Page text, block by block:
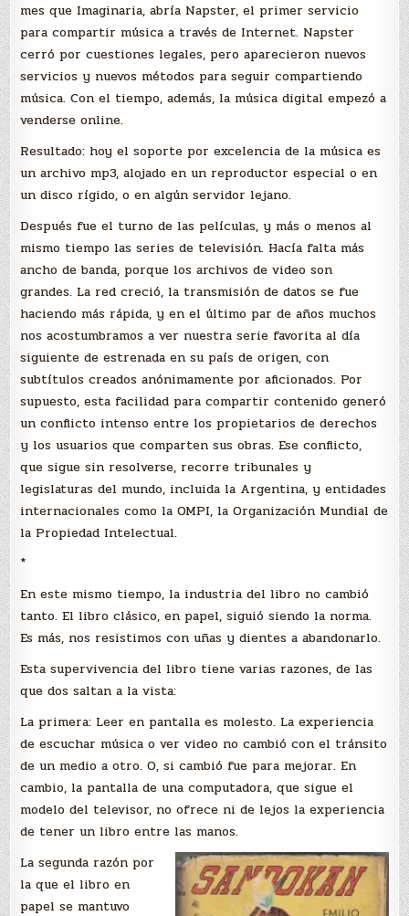
mes que Imaginaria, abría Napster, el primer servicio
para compartir música a través de Internet. Napster
cerró por cuestiones legales, pero aparecieron nuevos
servicios y nuevos métodos para seguir compartiendo
música. Con el tiempo, además, la música digital empezó a
venderse online.
Resultado: hoy el soporte por excelencia de la música es
un archivo mp3, alojado en un reproductor especial o en
un disco rígido, o en algún servidor lejano.
Después fue el turno de las películas, y más o menos al
mismo tiempo las series de televisión. Hacía falta más
ancho de banda, porque los archivos de video son
grandes. La red creció, la transmisión de datos se fue
haciendo más rápida, y en el último par de años muchos
nos acostumbramos a ver nuestra serie favorita al día
siguiente de estrenada en su país de origen, con
subtítulos creados anónimamente por aficionados. Por
supuesto, esta facilidad para compartir contenido generó
un conflicto intenso entre los propietarios de derechos
y los usuarios que comparten sus obras. Ese conflicto,
que sigue sin resolverse, recorre tribunales y
legislaturas del mundo, incluida la Argentina, y entidades
internacionales como la OMPI, la Organización Mundial de
la Propiedad Intelectual.
*
En este mismo tiempo, la industria del libro no cambió
tanto. El libro clásico, en papel, siguió siendo la norma.
Es más, nos resistimos con uñas y dientes a abandonarlo.
Esta supervivencia del libro tiene varias razones, de las
que dos saltan a la vista:
La primera: Leer en pantalla es molesto. La experiencia
de escuchar música o ver video no cambió con el tránsito
de un medio a otro. O, si cambió fue para mejorar. En
cambio, la pantalla de una computadora, que sigue el
modelo del televisor, no ofrece ni de lejos la experiencia
de tener un libro entre las manos.
La segunda razón por
la que el libro en
papel se mantuvo